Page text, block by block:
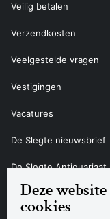
Deze
cookies
Veilig betalen
Verzendkosten
Veelgestelde vragen
Vestigingen
Vacatures
De Slegte nieuwsbrief
De Slegte
Contact